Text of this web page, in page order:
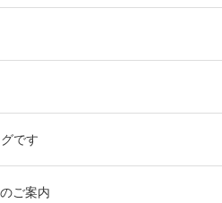
です
ご案内